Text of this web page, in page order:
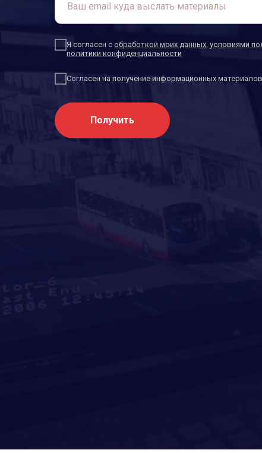
Я согласен с обработкой моих данных, условиями
политики конфиденциальности
Согласен на получение информационных материалов
Получить